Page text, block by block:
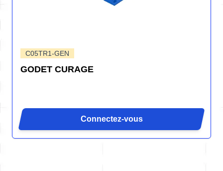
C05TR1-GEN
GODET CURAGE
Connectez-vous